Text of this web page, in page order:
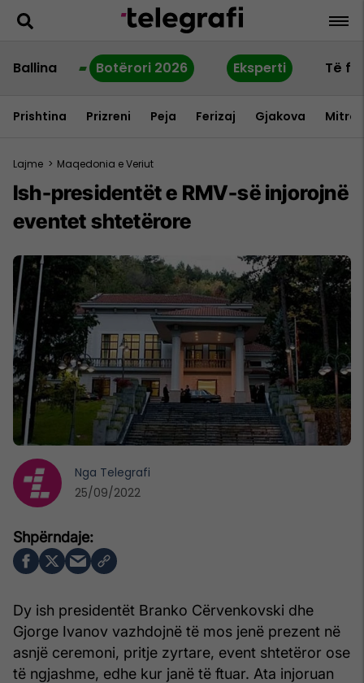
Ballina Botërori 2026 Eksperti Të
Prishtina Prizreni Peja Ferizaj Gjakova
Lajme > Maqedonia e Veriut
Ish-presidentët e RMV-së injorojnë
eventet shtetërore
Dy ish presidentët Branko Cërvenkovski dhe
Gjorge Ivanov vazhdojnë të mos jenë prezent në
asnjë ceremoni, pritje zyrtare, event shtetëror ose
të ngjashme, edhe kur janë të ftuar. Ata injoruan
Nga Telegrafi
25/09/2022